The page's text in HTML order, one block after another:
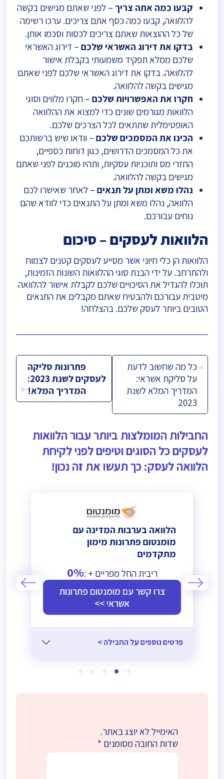
קבעו כמה אתה צריך – לפני שאתם מגישים בקשה
להלוואה, קבעו כמה כסף אתם צריכים. ערכו רשימה
של כל ההוצאות שאתם צריכים לכסות וסכמו אותן.
בדקו את דירוג האשראי שלכם – דירוג האשראי
שלכם ממלא תפקיד משמעותי בקבלת אישור
להלוואה. בדקו את דירוג האשראי שלכם לפני שאתם
מגישים בקשה להלוואה.
חקרו את האפשרויות שלכם – חקרו מלווים וסוגי
הלוואות מגורמים שונים כדי למצוא את ההלוואה
האופטימלית שתתאים לכל הצרכים שלכם.
הכינו את המסמכים שלכם – וודאו שיש ברשותכם
את כל המסמכים הדרושים, כגון דוחות כספיים,
החזרי מס ותוכניות עסקיות, ותהיו מוכנים לפני שאתם
מגישים בקשה להלוואה.
נהלו משא ומתן על תנאים – לאחר שאישרו לכם
הלוואה, נהלו משא ומתן על התנאים כדי לוודא שהם
נוחים עבורכם.
הלוואות לעסקים – סיכום
הלוואות הן כלי חיוני אשר מסייע לעסקים קטנים לצמוח
ולהתרחב. על ידי הבנת סוגי ההלוואות השונות הזמינות,
תוכלו להגדיל את הסיכויים שלכם לקבלת אישור להלוואה
מיטבית עבורכם ולהבטיח שאתם מקבלים את התנאים
הטובים ביותר לעסק שלכם. בהצלחה!
ניווט
כל מה שחשוב לדעת
על סליקת אשראי:
המדריך המלא לשנת
2023
פתרונות סליקה
לעסקים לשנת 2023:
המדריך המלא!
החבילות המומלצות ביותר עבור הלוואות
לעסקים כל הסוגים וטיפים לפני לקיחת
הלוואה לעסק: כך תעשו את זה נכון!
הלוואה בערבות המדינה עם
מומנטום פתרונות מימון
מתקדמים
ריבית החל מפריים + :0%
צרו קשר עם מומנטום פתרונות
אשראי >>
פרטים נוספים על החבילה >
האימייל לא יוצג באתר.
שדות החובה מסומנים *